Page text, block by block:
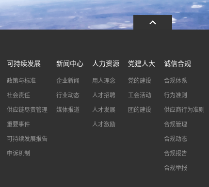
可持续发展
政策与标准
社会责任
供应链尽责管理
重要事件
可持续发展报告
申诉机制
新闻中心
企业新闻
行业动态
媒体报道
人力资源
用人理念
人才招聘
人才发展
人才激励
党建人大
党的建设
工会活动
团的建设
诚信合规
合规体系
行为准则
供应商行为准则
合规管理
合规动态
合规报告
合规举报